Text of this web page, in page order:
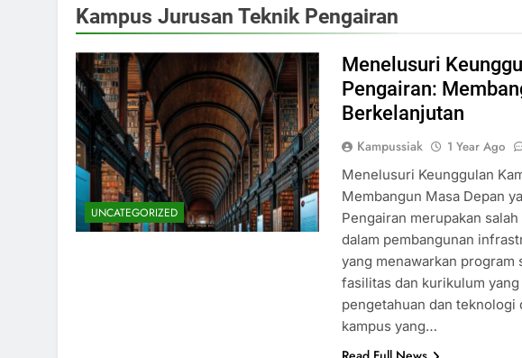
Kampus Jurusan Teknik Pengairan
UNCATEGORIZED
Menelusuri
Pengairan:
Berkelanjutan
Kampussiak 1 Year Ago
Menelusuri Keunggulan
Membangun Masa Depan
Pengairan merupakan
dalam pembangunan
yang menawarkan
fasilitas dan kurikulum
pengetahuan dan teknologi
kampus yang…